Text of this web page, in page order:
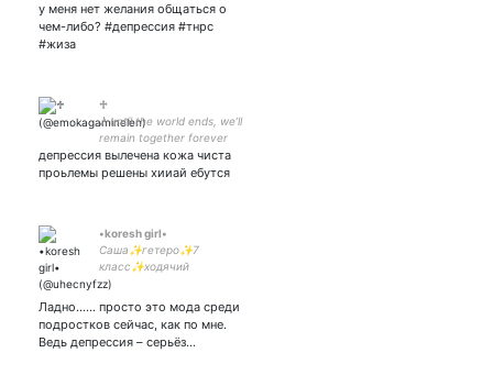
у меня нет желания общаться о
чем-либо? #депрессия #тнрс
#жиза
♱
♪ until the world ends, we’ll
remain together forever
dancing this endless waltz ♪
депрессия вылечена кожа чиста
проьлемы решены хииай ебутся
•koresh girl•
Саша✨гетеро✨7
класс✨ходячий
ужас✨интроверт✨Наруто
кровопролития✨гп✨
#взаимная подписка и
отписка
Ладно...... просто это мода среди
подростков сейчас, как по мне.
Ведь депрессия – серьёз…